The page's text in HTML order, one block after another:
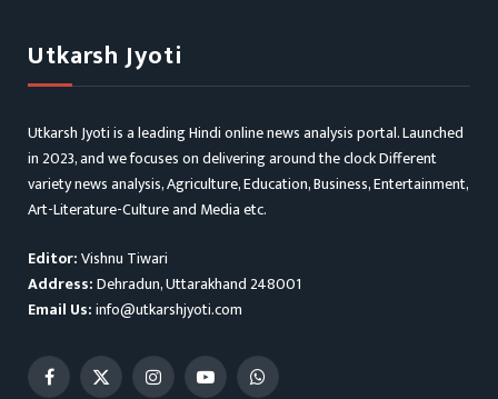
Utkarsh Jyoti
Utkarsh Jyoti is a leading Hindi online news analysis portal. Launched
in 2023, and we focuses on delivering around the clock Different
variety news analysis, Agriculture, Education, Business, Entertainment,
Art-Literature-Culture and Media etc.
Editor:Vishnu Tiwari
Address:Dehradun, Uttarakhand 248001
Email Us:info@utkarshjyoti.com
Facebook
X
InstagramYouTubeWhatsApp